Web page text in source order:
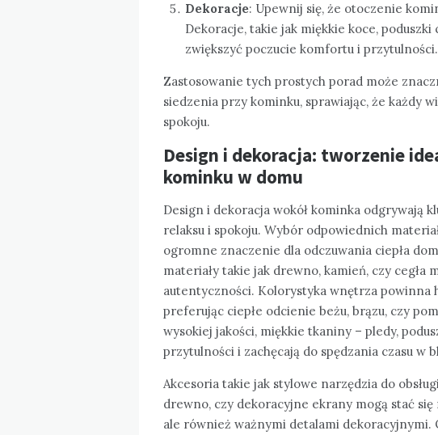
Dekoracje: Upewnij się, że otoczenie
Dekoracje, takie jak miękkie koce,
zwiększyć poczucie komfortu i przytulności.
Zastosowanie tych prostych porad może
siedzenia przy kominku, sprawiając, że każdy
spokoju.
Design i dekoracja: tworzenie
kominku w domu
Design i dekoracja wokół kominka odgrywają
relaksu i spokoju. Wybór odpowiednich
ogromne znaczenie dla odczuwania ciepła
materiały takie jak drewno, kamień, czy cegła
autentyczności. Kolorystyka wnętrza powinna
preferując ciepłe odcienie beżu, brązu, czy
wysokiej jakości, miękkie tkaniny – pledy,
przytulności i zachęcają do spędzania czasu w
Akcesoria takie jak stylowe narzędzia do
drewno, czy dekoracyjne ekrany mogą stać
ale również ważnymi detalami